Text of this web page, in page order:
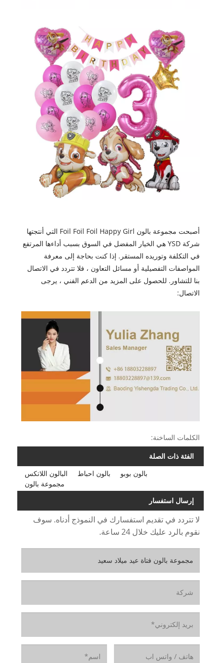
أصبحت مجموعة بالون Foil Foil Foil Happy Girl التي أنتجتها
شركة YSD هي الخيار المفضل في السوق بسبب أداءها المرتفع
في التكلفة وتوريده المستقر. إذا كنت بحاجة إلى معرفة
المواصفات التفصيلية أو مسائل التعاون ، فلا تتردد في الاتصال
بنا للتشاور. للحصول على المزيد من الدعم الفني ، يرجى
الاتصال:
الكلمات الساخنة:
الفئة ذات الصلة
البالون اللاتكس
بالون احباط
بالون بوبو
مجموعة بالون
إرسال استفسار
لا تتردد في تقديم استفسارك في النموذج أدناه. سوف
نقوم بالرد عليك خلال 24 ساعة.